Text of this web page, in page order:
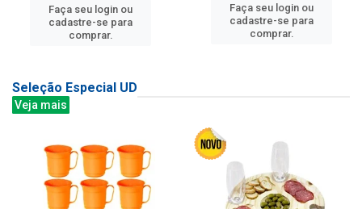
Faça seu login ou
cadastre-se para
comprar.
Faça seu login ou
cadastre-se para
comprar.
Seleção Especial UD
Veja mais